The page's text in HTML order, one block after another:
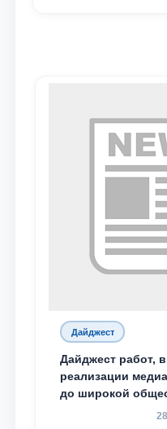
Дайджест
Дайджест работ,
реализации
до широкой
содержания